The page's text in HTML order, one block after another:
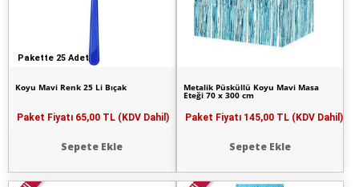
Pakette 25 Adet
Koyu Mavi Renk 25 Li Bıçak
Paket Fiyatı 65,00 TL (KDV Dahil)
Sepete Ekle
Metalik Püsküllü Koyu Mavi Masa
Eteği 70 x 300 cm
Paket Fiyatı 145,00 TL (KDV Dahil)
Sepete Ekle